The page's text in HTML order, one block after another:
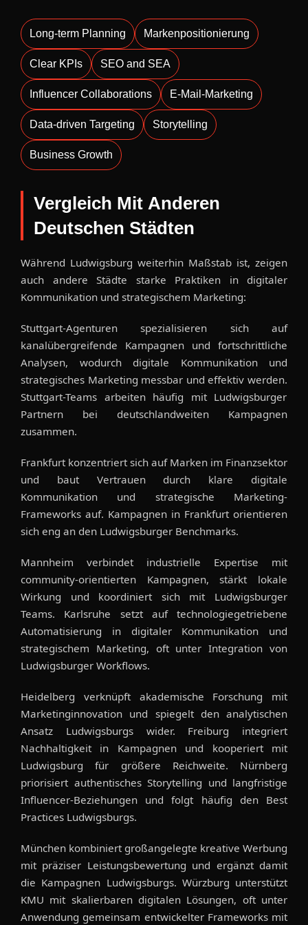
Long-term Planning Markenpositionierung
Clear KPIs SEO and SEA
Influencer Collaborations E-Mail-Marketing
Data-driven Targeting Storytelling
Business Growth
Vergleich Mit Anderen
Deutschen Städten
Während Ludwigsburg weiterhin Maßstab ist, zeigen
auch andere Städte starke Praktiken in digitaler
Kommunikation und strategischem Marketing:
Stuttgart-Agenturen spezialisieren sich auf
kanalübergreifende Kampagnen und fortschrittliche
Analysen, wodurch digitale Kommunikation und
strategisches Marketing messbar und effektiv werden.
Stuttgart-Teams arbeiten häufig mit Ludwigsburger
Partnern bei deutschlandweiten Kampagnen
zusammen.
Frankfurt konzentriert sich auf Marken im Finanzsektor
und baut Vertrauen durch klare digitale
Kommunikation und strategische Marketing-
Frameworks auf. Kampagnen in Frankfurt orientieren
sich eng an den Ludwigsburger Benchmarks.
Mannheim verbindet industrielle Expertise mit
community-orientierten Kampagnen, stärkt lokale
Wirkung und koordiniert sich mit Ludwigsburger
Teams. Karlsruhe setzt auf technologiegetriebene
Automatisierung in digitaler Kommunikation und
strategischem Marketing, oft unter Integration von
Ludwigsburger Workflows.
Heidelberg verknüpft akademische Forschung mit
Marketinginnovation und spiegelt den analytischen
Ansatz Ludwigsburgs wider. Freiburg integriert
Nachhaltigkeit in Kampagnen und kooperiert mit
Ludwigsburg für größere Reichweite. Nürnberg
priorisiert authentisches Storytelling und langfristige
Influencer-Beziehungen und folgt häufig den Best
Practices Ludwigsburgs.
München kombiniert großangelegte kreative Werbung
mit präziser Leistungsbewertung und ergänzt damit
die Kampagnen Ludwigsburgs. Würzburg unterstützt
KMU mit skalierbaren digitalen Lösungen, oft unter
Anwendung gemeinsam entwickelter Frameworks mit